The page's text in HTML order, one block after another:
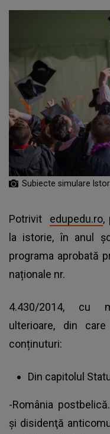
Subiecte simulare
Potrivit edupedu.ro,
la istorie, în anul
programa aprobată
naționale nr.
4.430/2014, cu
ulterioare, din
conținuturi:
Din capitolul
-România
şi disidenţă